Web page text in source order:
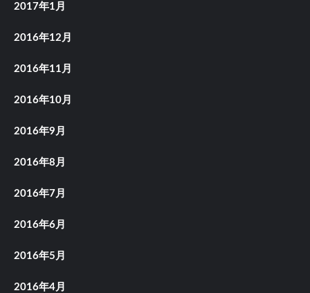
2017年1月
2016年12月
2016年11月
2016年10月
2016年9月
2016年8月
2016年7月
2016年6月
2016年5月
2016年4月